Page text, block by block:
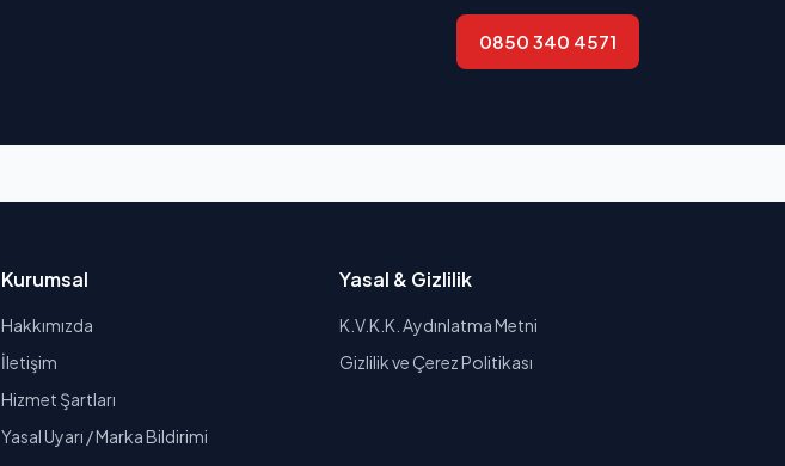
0850 340 4571
Kurumsal
Hakkımızda
İletişim
Hizmet Şartları
Yasal Uyarı / Marka Bildirimi
Yasal & Gizlilik
K.V.K.K. Aydınlatma Metni
Gizlilik ve Çerez Politikası